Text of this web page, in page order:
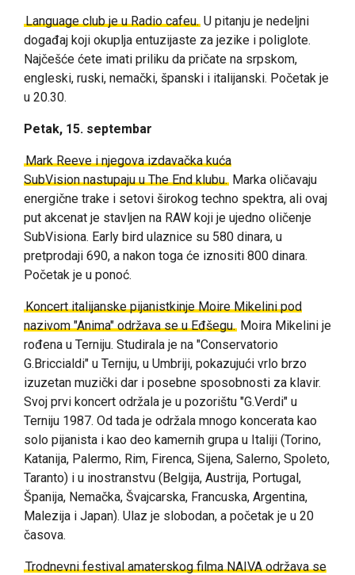
Language club je u Radio cafeu. U pitanju je nedeljni
događaj koji okuplja entuzijaste za jezike i poliglote.
Najčešće ćete imati priliku da pričate na srpskom,
engleski, ruski, nemački, španski i italijanski. Početak je
u 20.30.
Petak, 15. septembar
Mark Reeve i njegova izdavačka kuća
SubVisionnastupaju u The End klubu. Marka oličavaju
energične trake i setovi širokog techno spektra, ali ovaj
put akcenat je stavljen na RAW koji je ujedno oličenje
SubVisiona. Early bird ulaznice su 580 dinara, u
pretprodaji 690, a nakon toga će iznositi 800 dinara.
Početak je u ponoć.
Koncert italijanske pijanistkinje Moire Mikelini pod
nazivom "Anima" održava se u Eđšegu. Moira Mikelini je
rođena u Terniju. Studirala je na "Conservatorio
G.Briccialdi" u Terniju, u Umbriji, pokazujući vrlo brzo
izuzetan muzički dar i posebne sposobnosti za klavir.
Svoj prvi koncert održala je u pozorištu "G.Verdi" u
Terniju 1987. Od tada je održala mnogo koncerata kao
solo pijanista i kao deo kamernih grupa u Italiji (Torino,
Katanija, Palermo, Rim, Firenca, Sijena, Salerno, Spoleto,
Taranto) i u inostranstvu (Belgija, Austrija, Portugal,
Španija, Nemačka, Švajcarska, Francuska, Argentina,
Malezija i Japan). Ulaz je slobodan, a početak je u 20
časova.
Trodnevni festival amaterskog filma NAIVA održava se